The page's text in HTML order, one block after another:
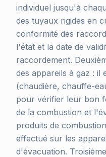
individuel jusqu'à
des tuyaux rigides en
conformité des
l'état et la date de
raccordement.
des appareils à gaz : il
(chaudière, chauffe-
pour vérifier leur bon
de la combustion et
produits de
effectué sur les
d'évacuation.